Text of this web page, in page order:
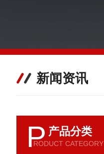
新闻资讯
P 产品分类
RODUCT CATEGORY